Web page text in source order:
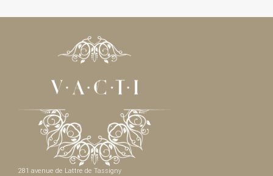
281 avenue de Lattre de Tassigny